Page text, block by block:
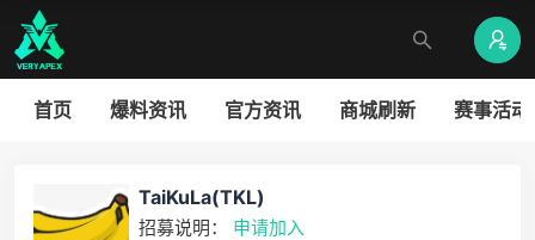
首页 爆料资讯 官方资讯 商城刷新 赛事活动
TaiKuLa(TKL)
招募说明： 申请加入